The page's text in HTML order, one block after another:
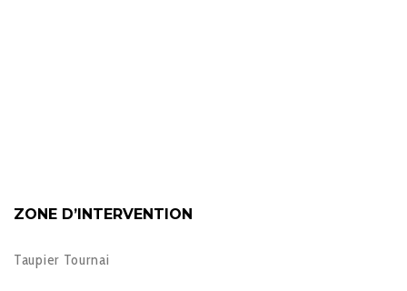
ZONE D’INTERVENTION
Taupier Tournai